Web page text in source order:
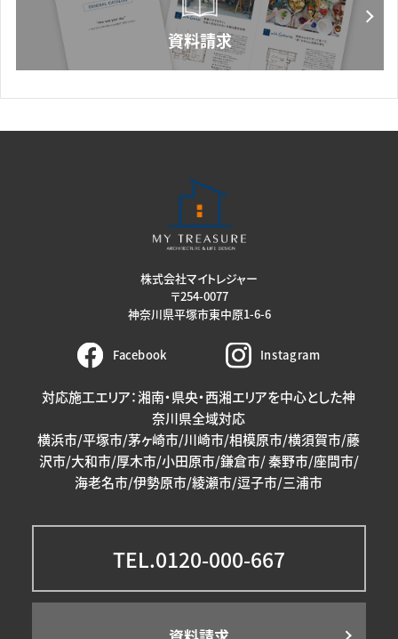
株式会社マイトレジャー
〒254-0077
神奈川県平塚市東中原1-6-6
Facebook Instagram
対応施工エリア：湘南・県央・西湘エリアを中心とした神
奈川県全域対応
横浜市/平塚市/茅ヶ崎市/川崎市/相模原市/横須賀市/藤
沢市/大和市/厚木市/小田原市/鎌倉市/ 秦野市/座間市/
海老名市/伊勢原市/綾瀬市/逗子市/三浦市
TEL.0120-000-667